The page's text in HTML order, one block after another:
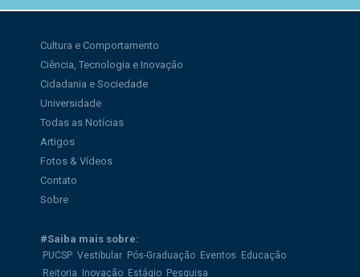
Cultura e Comportamento
Ciência, Tecnologia e Inovação
Cidadania e Sociedade
Universidade
Todas as Notícias
Artigos
Fotos & Vídeos
Contato
Sobre
#Saiba mais sobre:
PUCSP Vestibular Pós-Graduação Eventos
Educação
Reitoria
Inovação Estágio Pesquisa